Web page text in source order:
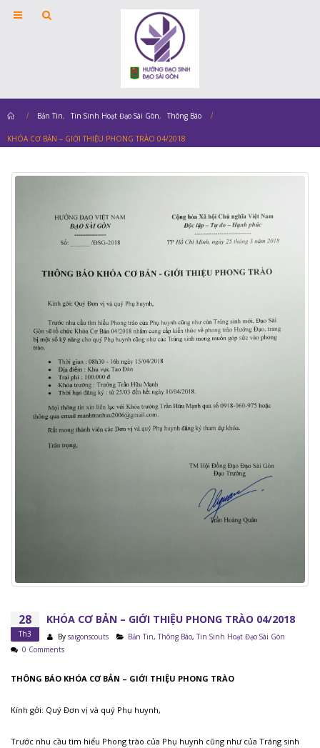
HomeBản Tin, Tin Sinh Hoạt Đạo Sài Gòn, Thông Báo
KHÓA CƠ BẢN – GIỚI THIỆU PHONG TRÀO 04/2018
28
Th3
KHÓA CƠ BẢN – GIỚI THIỆU PHONG TRÀO 04/2018
By saigonscouts Bản Tin, Thông Báo, Tin Sinh Hoạt Đạo Sài Gòn
0 Comments
THÔNG BÁO KHÓA CƠ BẢN – GIỚI THIỆU PHONG TRÀO
Kính gởi: Quý Đơn vị và quý Phụ huynh,
Trước nhu cầu tìm hiểu Phong trào của Phụ huynh cũng như của Tráng sinh